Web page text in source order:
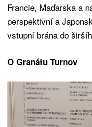
Francie, Maďarska a
perspektivní a
vstupní brána do
O Granátu Turnov